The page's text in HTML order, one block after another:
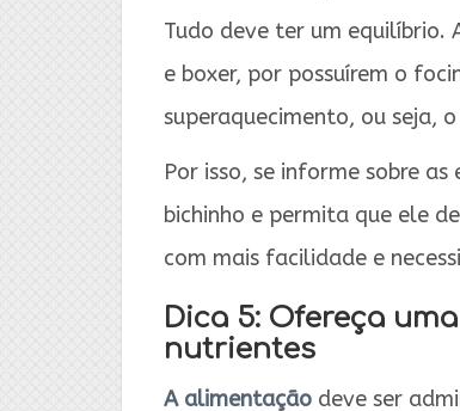
Tudo deve ter um equilíbrio.
e boxer, por possuírem o
superaquecimento, ou seja,
Por isso, se informe sobre
bichinho e permita que ele
com mais facilidade e
Dica 5: Ofereça
nutrientes
A alimentação deve ser